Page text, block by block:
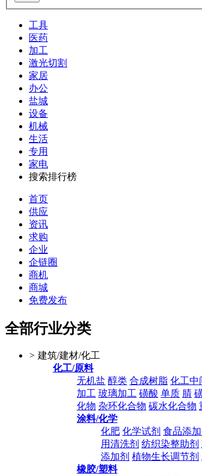
工具
医药
加工
激光切割
家居
办公
盐城
设备
机械
生活
专用
家电
搜索排行榜
首页
供应
资讯
求购
企业
企链圈
商机
商城
免费发布
全部行业分类
> 建筑/建材/化工
化工/原料
无机盐 醇类 合成树脂 化工中
加工 玻璃加工 磺酸 单质 腈
化物 杂环化合物 碳水化合物
涂料/化学
化肥 化学试剂 食品添加
用清洗剂 纺织染整助剂
添加剂 植物生长调节剂
橡胶/塑料